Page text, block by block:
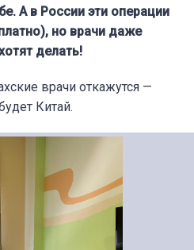
А в России эти операции
но врачи даже
делать!
врачи откажутся —
Китай.